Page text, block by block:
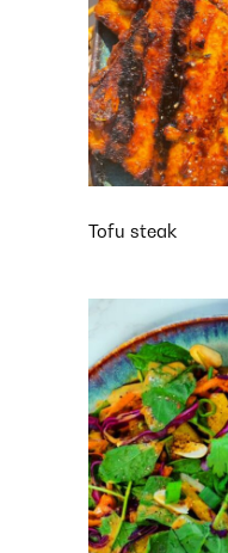
Tofu steak